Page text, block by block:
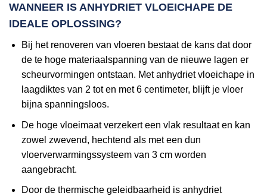
WANNEER IS ANHYDRIET VLOEICHAPE DE
IDEALE OPLOSSING?
Bij het renoveren van vloeren bestaat de kans dat door
de te hoge materiaalspanning van de nieuwe lagen er
scheurvormingen ontstaan. Met anhydriet vloeichape in
laagdiktes van 2 tot en met 6 centimeter, blijft je vloer
bijna spanningsloos.
De hoge vloeimaat verzekert een vlak resultaat en kan
zowel zwevend, hechtend als met een dun
vloerverwarmingssysteem van 3 cm worden
aangebracht.
Door de thermische geleidbaarheid is anhydriet